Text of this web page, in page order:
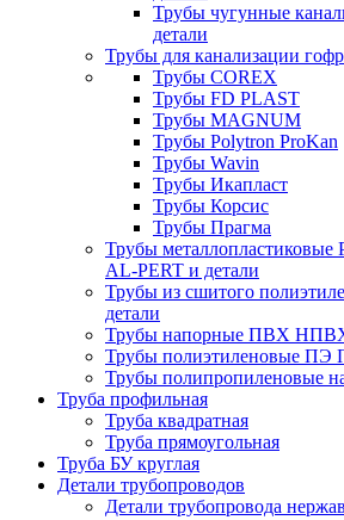
Трубы чугунные
детали
Трубы для канализации
Трубы COREX
Трубы FD PLAST
Трубы MAGNUM
Трубы Polytron ProKan
Трубы Wavin
Трубы Икапласт
Трубы Корсис
Трубы Прагма
Трубы
AL-PERT и детали
Трубы из сшитого
детали
Трубы напорные ПВХ НПВХ
Трубы полиэтиленовые ПЭ
Трубы полипропиленовые
Труба профильная
Труба квадратная
Труба прямоугольная
Труба БУ круглая
Детали трубопроводов
Детали трубопровода